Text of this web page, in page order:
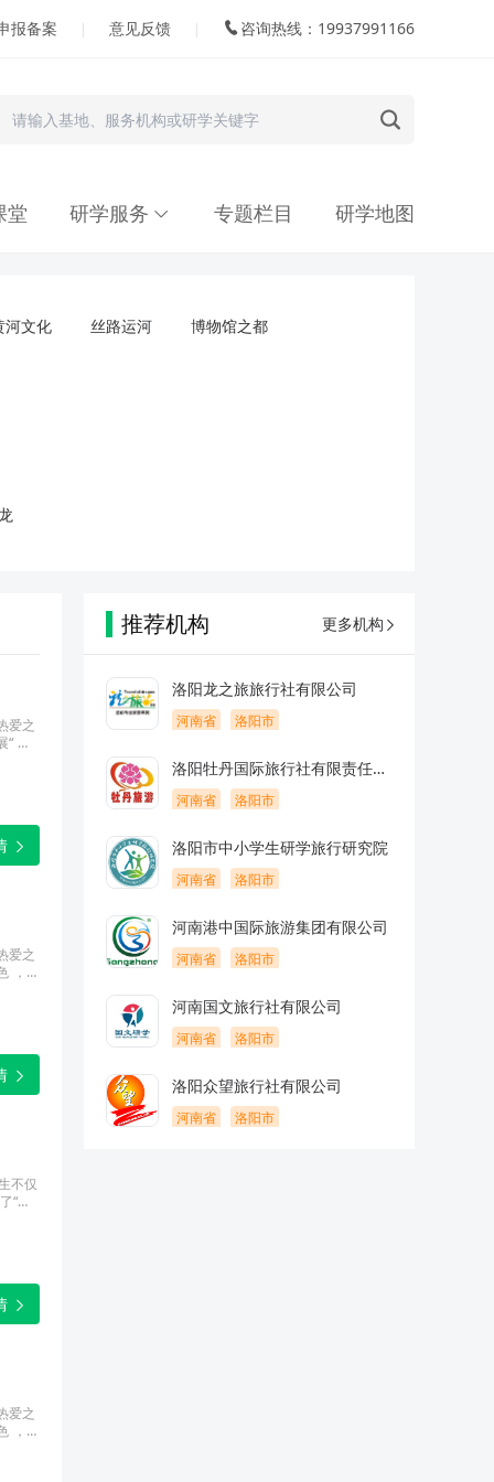
报备案 | 意见反馈 | 咨询热线：19937991166
堂 研学服务 专题栏目 研学地图
河文化 丝路运河 博物馆之都
爱之
“ 学
爱之
，开
不仅
“神
技梦
爱之
，开
推荐机构 更多机构
洛阳龙之旅旅行社有限公司
河南省 洛阳市
洛阳牡丹国际旅行社有限责任公
司
河南省 洛阳市
洛阳市中小学生研学旅行研究院
河南省 洛阳市
河南港中国际旅游集团有限公司
河南省 洛阳市
河南国文旅行社有限公司
河南省 洛阳市
洛阳众望旅行社有限公司
河南省 洛阳市